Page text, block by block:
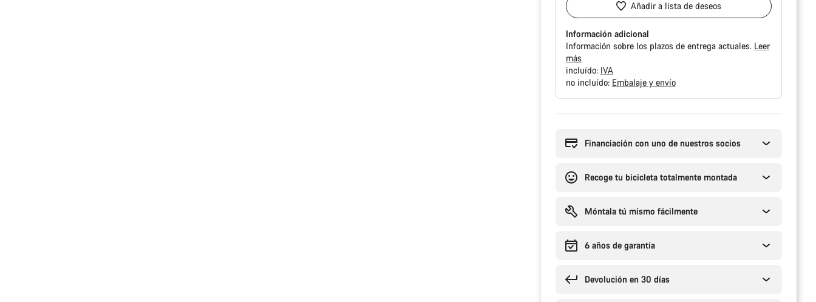
Añadir a lista de deseos
Información adicional
Información sobre los plazos de entrega actuales. Leer
más
incluído: IVA
no incluído: Embalaje y envío
compra
Financiación con uno de nuestros socios
Recoge tu bicicleta totalmente montada
Móntala tú mismo fácilmente
6 años de garantía
Devolución en 30 días